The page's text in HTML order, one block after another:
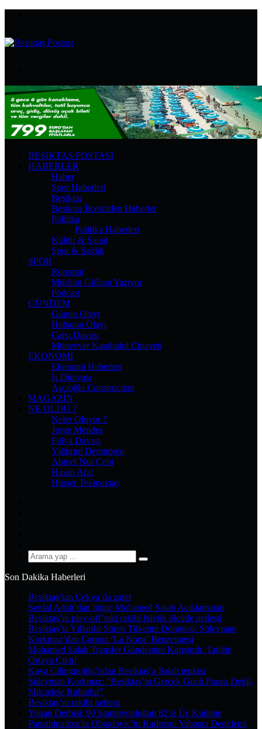
...
BEŞIKTAŞ POSTASI
HABERLER
Haber
Spor Haberleri
Beşiktaş
Beşiktaş İlçesinden Haberler
Politika
Politika Haberleri
Kültür & Sanat
Spor & Sağlık
SPOR
Röportaj
Müslüm Gülhan Yazıyor
Podcast
GÜNDEM
Günün Olayı
Haftanın Olayı
Çarşı Davası
Münevver Karabulut Cinayeti
EKONOMI
Ekonomi Haberleri
İş Dünyası
Aşçıoğlu Construction
MAGAZIN
NE OLDU ?
Neler Oluyor ?
Jorge Mendes
Fulya Davası
Yıldırım Demirören
Ahmet Nur Çebi
Hasan Arat
Hürser Tekinoktay
Arama
Son Dakika Haberleri
Beşiktaş’tan Çekya’da zafer
Serdal Adalı’dan ilginç Mohamed Salah Açıklamaları
Beşiktaş’ın play-off’taki rakibi büyük ölçüde netleşti
Beşiktaş’ta Yıllardır Süren Tüketim Döngüsü: Süleyman
Korkmaz’dan Çarpıcı ‘La Nona’ Benzetmesi
Mohamed Salah Transfer Gündemini Karıştırdı, Tatilde
Ortaya Çıktı!
Kaya Çilingiroğlu’ndan Beşiktaş’a Salah tepkisi
Süleyman Korkmaz: “Beşiktaş’ın Gerçek Gücü Parası Değil,
Mücadele Ruhudur”
Beşiktaş’ın rakibi netleşti
Yunan Derbisi: 90 Şampiyonluğun 82’si Üç Kulüpte
Panathinaikos’ta Obradovic’in Kadrosu: Yabancı Denklemi